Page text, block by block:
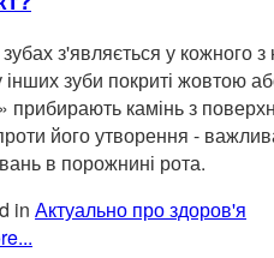
з'являється у кожного
інших зуби покриті жовтою
прибирають камінь з
його утворення -
в порожнині рота.
in Актуально про здоров'я